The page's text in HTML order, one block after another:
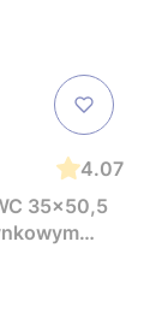
4.07
35x50,5